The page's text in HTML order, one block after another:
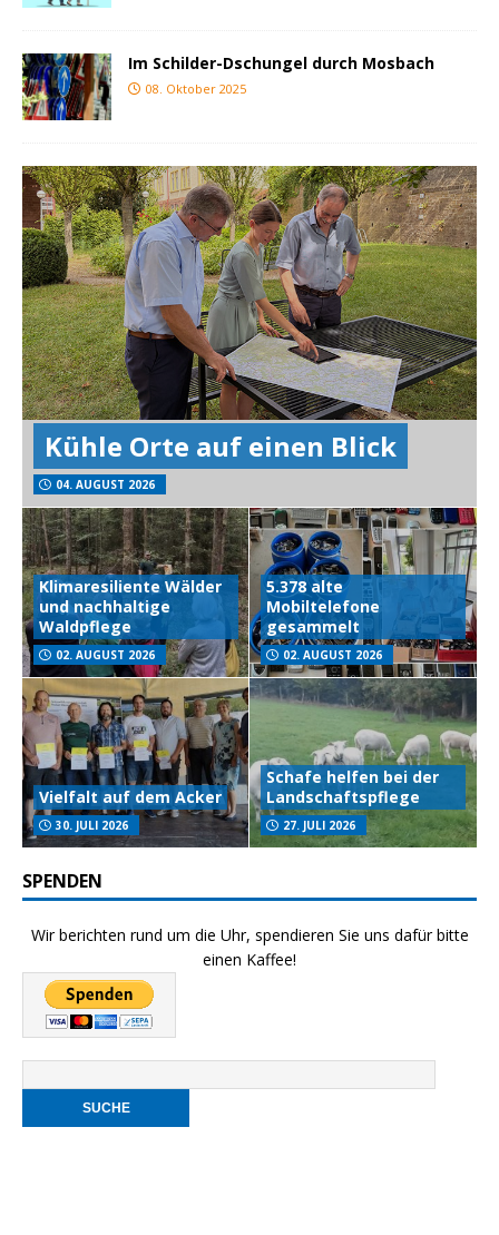
Im Schilder-Dschungel durch Mosbach
08. Oktober 2025
Kühle Orte auf einen Blick
04. AUGUST 2026
Klimaresiliente Wälder
und nachhaltige
Waldpflege
02. AUGUST 2026
5.378 alte
Mobiltelefone
gesammelt
02. AUGUST 2026
Vielfalt auf dem Acker
30. JULI 2026
Schafe helfen bei der
Landschaftspflege
27. JULI 2026
SPENDEN
Wir berichten rund um die Uhr, spendieren Sie uns dafür bitte
einen Kaffee!